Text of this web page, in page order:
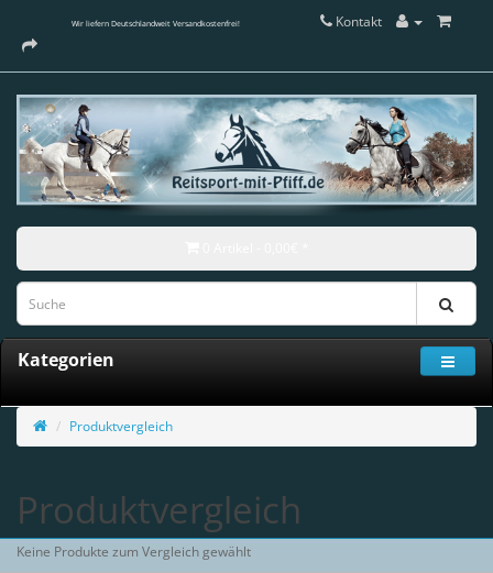
Wir liefern Deutschlandweit Versandkostenfrei! Kontakt
Kategorien
Produktvergleich
Produktvergleich
Keine Produkte zum Vergleich gewählt